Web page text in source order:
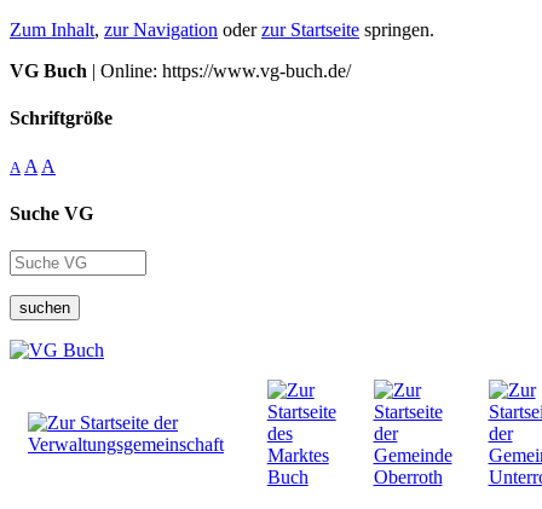
Zum Inhalt, zur Navigation oderzur Startseite springen.
VG Buch | Online: https://www.vg-buch.de/
Schriftgröße
A A A
Suche VG
suchen